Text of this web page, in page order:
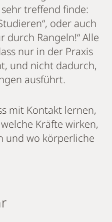
treffend finde:
oder auch
durch Rangeln!“ Alle
nur in der Praxis
und nicht dadurch,
ausführt.
mit Kontakt lernen,
Kräfte wirken,
und wo körperliche